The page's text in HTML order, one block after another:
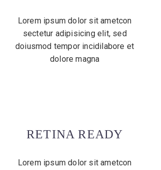
Lorem ipsum dolor sit ametcon
sectetur adipisicing elit, sed
doiusmod tempor incidilabore et
dolore magna
RETINA READY
Lorem ipsum dolor sit ametcon